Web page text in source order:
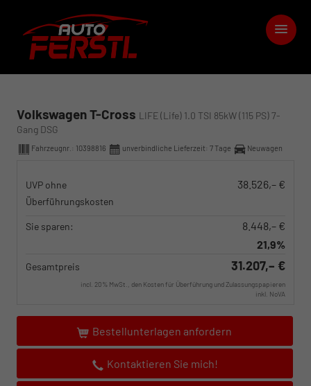
Volkswagen T-Cross LIFE (Life) 1.0 TSI 85kW (115 PS) 7-
Gang DSG
Fahrzeugnr.: 10398816 unverbindliche Lieferzeit: 7 Tage Neuwagen
UVP ohne
Überführungskosten
38.526,– €
Sie sparen:
8.448,– €
21,9%
Gesamtpreis 31.207,– €
incl. 20% MwSt., den Kosten für Überführung und Zulassungspapieren
inkl. NoVA
Bestellunterlagen anfordern
Kontaktieren Sie mich!